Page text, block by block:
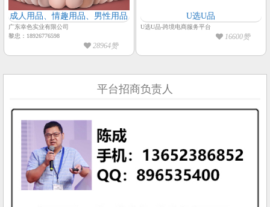
成人用品、情趣用品、男性用品
广东幸色实业有限公司
黎忠：18926776598
28964赞
U选U品
U选U品-跨境电商服务平台
16600赞
平台招商负责人